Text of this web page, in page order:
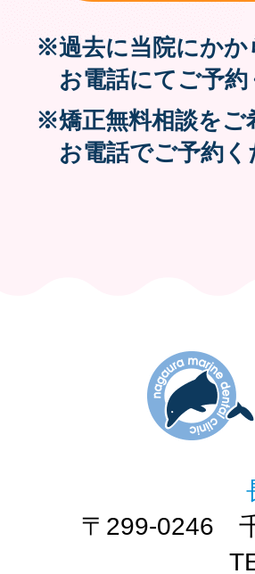
※過去に当院にか
お電話にてご予約
※矯正無料相談をご
お電話でご予約く
〒299-0246